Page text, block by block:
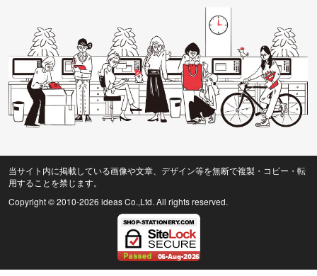
当サイト内に掲載している画像や文章、デザイン等を無断で複製・コピー・転
用することを禁じます。
Copyright © 2010-2026 ideas Co.,Ltd. All rights reserved.